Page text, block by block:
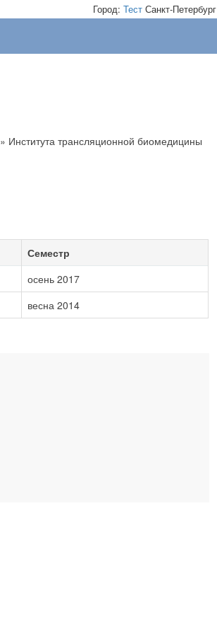
Город: Тест Санкт-Петербург
Института трансляционной биомедицины
Семестр
осень 2017
весна 2014